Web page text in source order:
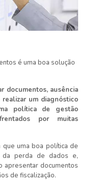
é uma boa solução
documentos, ausência
um diagnóstico
política de gestão
por muitas
uma boa política de
da perda de dados e,
apresentar documentos
de fiscalização.